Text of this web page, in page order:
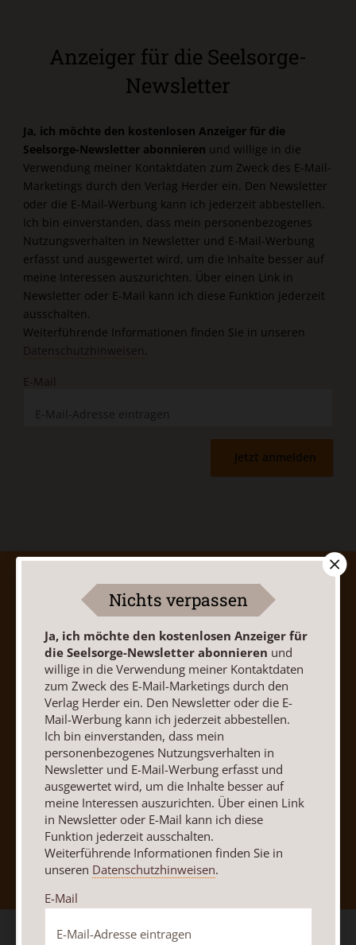
Anzeiger für die Seelsorge-
Newsletter
Ja, ich möchte den kostenlosen Anzeiger für die
Seelsorge-Newsletter abonnieren und willige in die
Verwendung meiner Kontaktdaten zum Zweck des E-Mail-
Marketings durch den Verlag Herder ein. Den Newsletter
oder die E-Mail-Werbung kann ich jederzeit abbestellen.
Ich bin einverstanden, dass mein personenbezogenes
Nutzungsverhalten in Newsletter und E-Mail-Werbung
erfasst und ausgewertet wird, um die Inhalte besser auf
meine Interessen auszurichten. Über einen Link in
Newsletter oder E-Mail kann ich diese Funktion jederzeit
ausschalten.
Weiterführende Informationen finden Sie in unseren
Datenschutzhinweisen.
E-Mail
Jetzt anmelden
AGB und Widerrufsbelehrung
Datenschutz
Barrierefreiheit
Impressum
Vertrag widerrufen Abo online kündigen
Nach oben
Nichts verpassen
Ja, ich möchte den kostenlosen Anzeiger für
die Seelsorge-Newsletter abonnieren und
willige in die Verwendung meiner Kontaktdaten
zum Zweck des E-Mail-Marketings durch den
Verlag Herder ein. Den Newsletter oder die E-
Mail-Werbung kann ich jederzeit abbestellen.
Ich bin einverstanden, dass mein
personenbezogenes Nutzungsverhalten in
Newsletter und E-Mail-Werbung erfasst und
ausgewertet wird, um die Inhalte besser auf
meine Interessen auszurichten. Über einen Link
in Newsletter oder E-Mail kann ich diese
Funktion jederzeit ausschalten.
Weiterführende Informationen finden Sie in
unseren Datenschutzhinweisen.
E-Mail